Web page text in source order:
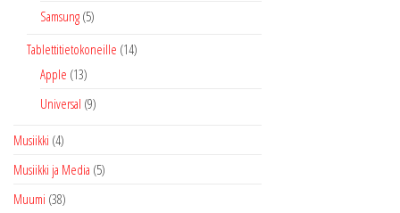
Samsung (5)
Tablettitietokoneille (14)
Apple (13)
Universal (9)
Musiikki (4)
Musiikki ja Media (5)
Muumi (38)